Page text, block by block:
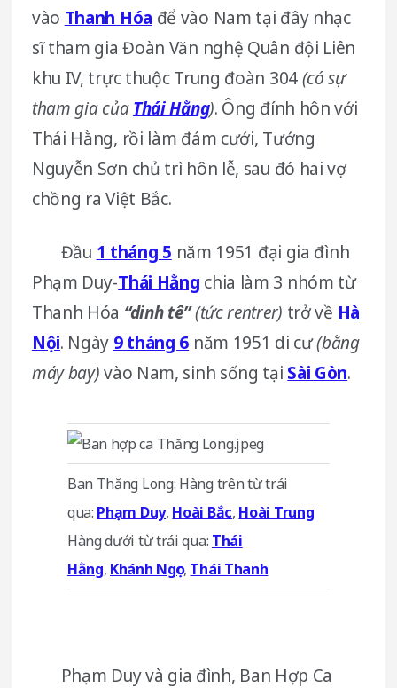
vào Thanh Hóa để vào Nam tại đây nhạc
sĩ tham gia Đoàn Văn nghệ Quân đội Liên
khu IV, trực thuộc Trung đoàn 304(có sự
tham gia củaThái Hằng). Ông đính hôn với
Thái Hằng, rồi làm đám cưới, Tướng
Nguyễn Sơn chủ trì hôn lễ, sau đó hai vợ
chồng ra Việt Bắc.
Đầu 1 tháng 5 năm 1951 đại gia đình
Phạm Duy-Thái Hằng chia làm 3 nhóm từ
Thanh Hóa “dinh tê”(tức rentrer) trở về Hà
Nội. Ngày 9 tháng 6 năm 1951 di cư(bằng
máy bay)vào Nam, sinh sống tại Sài Gòn.
Ban Thăng Long: Hàng trên từ trái
qua: Phạm Duy, Hoài Bắc, Hoài Trung
Hàng dưới từ trái qua: Thái
Hằng, Khánh Ngọc, Thái Thanh
Phạm Duy và gia đình, Ban Hợp Ca